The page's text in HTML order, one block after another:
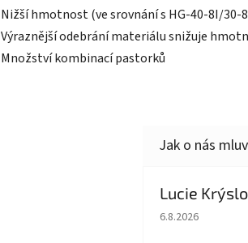
Nižší hmotnost (ve srovnání s HG-40-8I/30-
Výraznější odebrání materiálu snižuje
Množství kombinací pastorků
Lucie
Hodnocení
6.8.2026